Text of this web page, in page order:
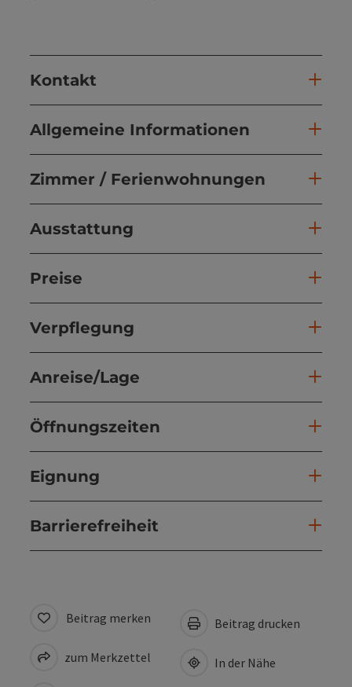
Kontakt
Allgemeine Informationen
Zimmer / Ferienwohnungen
Ausstattung
Preise
Verpflegung
Anreise/Lage
Öffnungszeiten
Eignung
Barrierefreiheit
Beitrag merken
zum Merkzettel
Beitrag drucken
In der Nähe